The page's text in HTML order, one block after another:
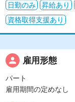
日勤のみ
昇給あり
資格取得支援あり
person 雇用形態
パート
雇用期間の定めなし